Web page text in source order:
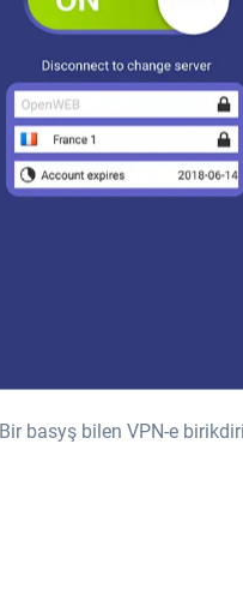
Bir basyş bilen VPN-e